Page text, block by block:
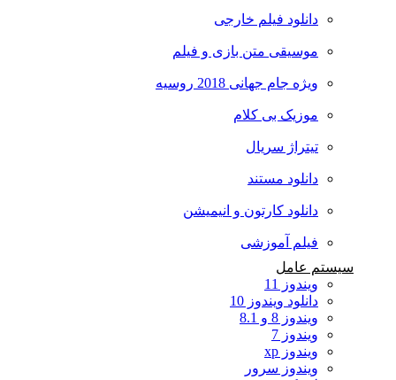
دانلود فیلم خارجی
موسیقی متن بازی و فیلم
ویژه جام جهانی 2018 روسیه
موزیک بی کلام
تیتراژ سریال
دانلود مستند
دانلود کارتون و انیمیشن
فیلم آموزشی
سیستم عامل
ویندوز 11
دانلود ویندوز 10
ویندوز 8 و 8.1
ویندوز 7
ویندوز xp
ویندوز سرور